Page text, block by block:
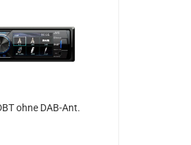
ohne DAB-Ant.